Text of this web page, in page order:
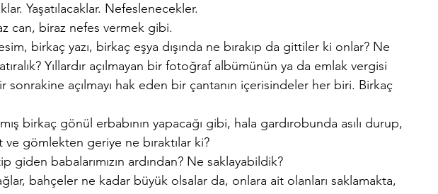
Yaşatılacaklar. Nefeslenecekler.
can, biraz nefes vermek gibi.
birkaç yazı, birkaç eşya dışında ne bırakıp da gittiler ki onlar? Ne
Yıllardır açılmayan bir fotoğraf albümünün ya da emlak vergisi
açılmayı hak eden bir çantanın içerisindeler her biri. Birkaç
birkaç gönül erbabının yapacağı gibi, hala gardırobunda asılı durup,
gömlekten geriye ne bıraktılar ki?
giden babalarımızın ardından? Ne saklayabildik?
bahçeler ne kadar büyük olsalar da, onlara ait olanları saklamakta,